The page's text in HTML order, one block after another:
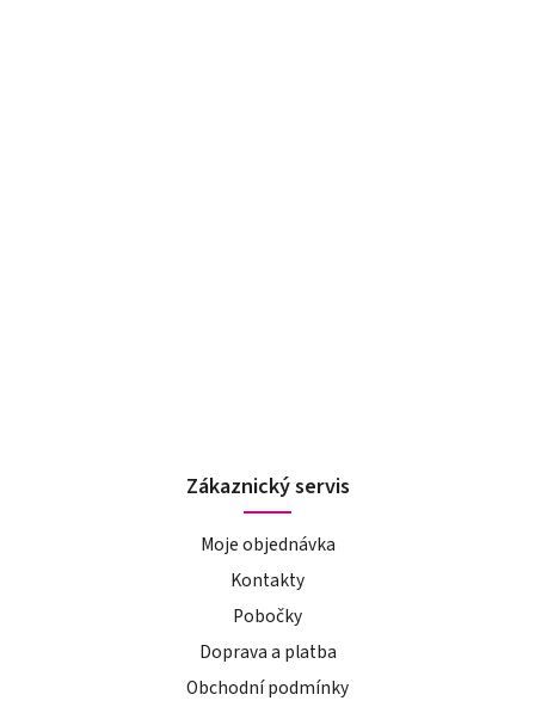
Zákaznický servis
Moje objednávka
Kontakty
Pobočky
Doprava a platba
Obchodní podmínky